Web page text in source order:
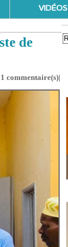
VIDÉOS
de
1 commentaire(s)|